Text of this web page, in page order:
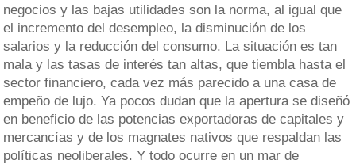
negocios y las bajas utilidades son la norma, al igual que
el incremento del desempleo, la disminución de los
salarios y la reducción del consumo. La situación es tan
mala y las tasas de interés tan altas, que tiembla hasta el
sector financiero, cada vez más parecido a una casa de
empeño de lujo. Ya pocos dudan que la apertura se diseñó
en beneficio de las potencias exportadoras de capitales y
mercancías y de los magnates nativos que respaldan las
políticas neoliberales. Y todo ocurre en un mar de